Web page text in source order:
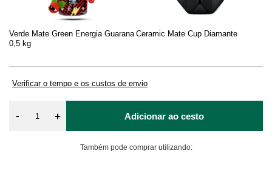
Verde Mate Green Energia Guarana
0,5 kg
Ceramic Mate Cup Diamante
Verificar o tempo e os custos de envio
- + Adicionar ao cesto
Também pode comprar utilizando: